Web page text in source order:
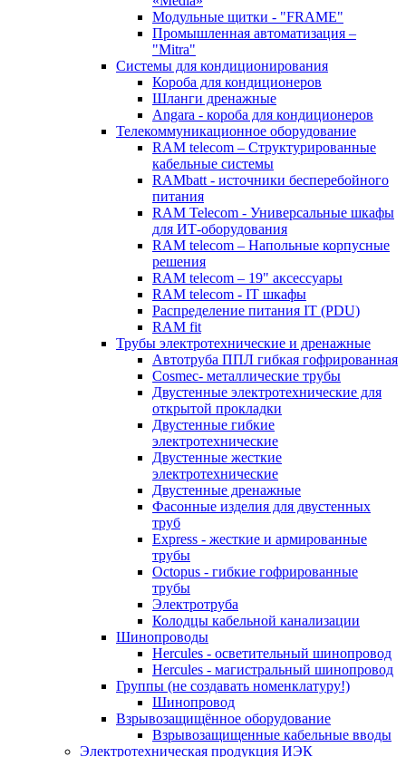
Модульные щитки - "FRAME"
Промышленная автоматизация –
"Mitra"
Системы для кондиционирования
Короба для кондиционеров
Шланги дренажные
Angara - короба для кондиционеров
Телекоммуникационное оборудование
RAM telecom – Структурированные
кабельные системы
RAMbatt - источники бесперебойного
питания
RAM Telecom - Универсальные шкафы
для ИТ-оборудования
RAM telecom – Напольные корпусные
решения
RAM telecom – 19" аксессуары
RAM telecom - IT шкафы
Распределение питания IT (PDU)
RAM fit
Трубы электротехнические и дренажные
Автотруба ППЛ гибкая гофрированная
Cosmec- металлические трубы
Двустенные электротехнические для
открытой прокладки
Двустенные гибкие
электротехнические
Двустенные жесткие
электротехнические
Двустенные дренажные
Фасонные изделия для двустенных
труб
Express - жесткие и армированные
трубы
Octopus - гибкие гофрированные
трубы
Электротруба
Колодцы кабельной канализации
Шинопроводы
Hercules - осветительный шинопровод
Hercules - магистральный шинопровод
Группы (не создавать номенклатуру!)
Шинопровод
Взрывозащищённое оборудование
Взрывозащищенные кабельные вводы
Электротехническая продукция ИЭК